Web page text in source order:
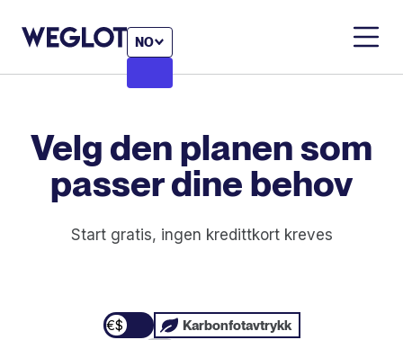
NO
Velg den planensom
passer dine behov
Start gratis, ingen kredittkort kreves
€$ Karbonfotavtrykk